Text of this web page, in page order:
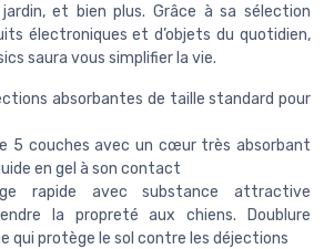
et bien plus. Grâce à sa sélection
électroniques et d’objets du quotidien,
saura vous simplifier la vie.
absorbantes de taille standard pour
5 couches avec un cœur très absorbant
en gel à son contact
rapide avec substance attractive
la propreté aux chiens. Doublure
qui protège le sol contre les déjections